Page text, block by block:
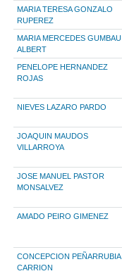
MARIA TERESA GONZALO
RUPEREZ
MARIA MERCEDES GUMBAU
ALBERT
PENELOPE HERNANDEZ
ROJAS
NIEVES LAZARO PARDO
JOAQUIN MAUDOS
VILLARROYA
JOSE MANUEL PASTOR
MONSALVEZ
AMADO PEIRO GIMENEZ
CONCEPCION PEÑARRUBIA
CARRION